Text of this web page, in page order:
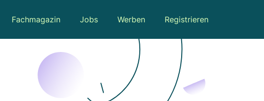
Fachmagazin Jobs Werben Registrieren